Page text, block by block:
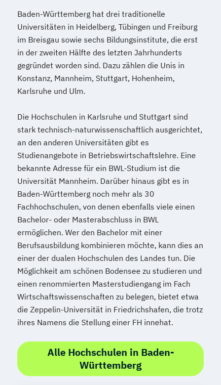
Baden-Württemberg hat drei traditionelle
Universitäten in Heidelberg, Tübingen und Freiburg
im Breisgau sowie sechs Bildungsinstitute, die erst
in der zweiten Hälfte des letzten Jahrhunderts
gegründet worden sind. Dazu zählen die Unis in
Konstanz, Mannheim, Stuttgart, Hohenheim,
Karlsruhe und Ulm.
Die Hochschulen in Karlsruhe und Stuttgart sind
stark technisch-naturwissenschaftlich ausgerichtet,
an den anderen Universitäten gibt es
Studienangebote in Betriebswirtschaftslehre. Eine
bekannte Adresse für ein BWL-Studium ist die
Universität Mannheim. Darüber hinaus gibt es in
Baden-Württemberg noch mehr als 30
Fachhochschulen, von denen ebenfalls viele einen
Bachelor- oder Masterabschluss in BWL
ermöglichen. Wer den Bachelor mit einer
Berufsausbildung kombinieren möchte, kann dies an
einer der dualen Hochschulen des Landes tun. Die
Möglichkeit am schönen Bodensee zu studieren und
einen renommierten Masterstudiengang im Fach
Wirtschaftswissenschaften zu belegen, bietet etwa
die Zeppelin-Universität in Friedrichshafen, die trotz
ihres Namens die Stellung einer FH innehat.
Alle Hochschulen in Baden-
Württemberg